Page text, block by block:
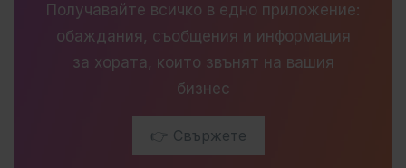
Получавайте всичко в едно приложение:
обаждания, съобщения и информация
за хората, които звънят на вашия
бизнес
👉 Свържете